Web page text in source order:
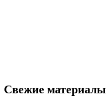
Свежие материалы